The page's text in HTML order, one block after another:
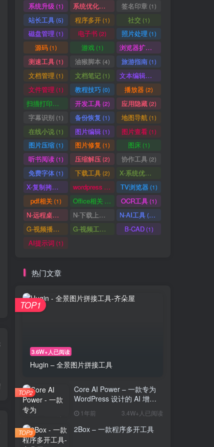
Ookla Speedtest测速软件 – 5G网络测速与隐私保护的多功能工具
系统升级 (1) 系统优化清理 签名印章 (1)
站长工具(5) 程序多开(1) 社交 (1)
磁盘管理 (1) 电子书 (2) 照片处理 (1)
源码(1) 游戏(1) 浏览器扩展
测速工具(1) 油猴脚本 (4) 旅游指南(1)
文档管理 (1) 文档笔记(1) 文本编辑器
文件管理 (1) 教程技巧(0) 播放器(2)
扫描打印软件 开发工具(2) 应用隐藏(2)
字幕识别 (1) 备份恢复 (1) 地图导航 (1)
在线小说(1) 图片编辑(1) 图片查看(1)
图片压缩(1) 图片修复 (1) 图床(1)
听书阅读(1) 压缩解压(2) 协作工具(2)
免费字体(1) 下载工具(2) X-系统优化
X-复制拷贝 wordpress TV浏览器(1)
pdf相关(1) Office相关 OCR工具(1)
N-远程桌面 N-下载上传 N-AI工具(37)
G-视频播放 G-视频工具 B-CAD(1)
AI提示词 (1)
热门文章
3.6W+人已阅读
Hugin – 全景图片拼接工具
TOP1
Core AI Power – 一款专为
WordPress 设计的 AI 增强
插件1年前 3.4W+人已阅读
TOP2
2Box – 一款程序多开工具
TOP3